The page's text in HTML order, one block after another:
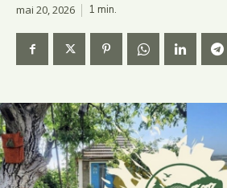
Vinării
Patrimoniu
Produs Acasă
mai 20, 2026 1 min.